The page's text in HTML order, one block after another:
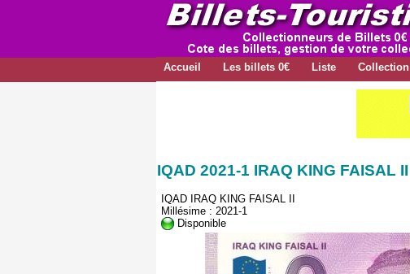
Accueil Les billets 0€ Liste Collection
IQAD 2021-1 IRAQ KING FAISAL II
IQAD IRAQ KING FAISAL II
Millésime : 2021-1
Disponible